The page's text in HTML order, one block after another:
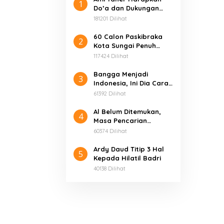
1
Do’a dan Dukungan
Masyarakat Dalam
181201 Dilihat
2
60 Calon Paskibraka
Kota Sungai Penuh
Resmi Dikukuhkan
117424 Dilihat
3
Bangga Menjadi
Indonesia, Ini Dia Cara
Unik Komunitas Motor
HUT RI ke-74
61392 Dilihat
4
Al Belum Ditemukan,
Masa Pencarian
Diperpanjang Sampai 3
60374 Dilihat
5
Ardy Daud Titip 3 Hal
Kepada Hilatil Badri
40138 Dilihat